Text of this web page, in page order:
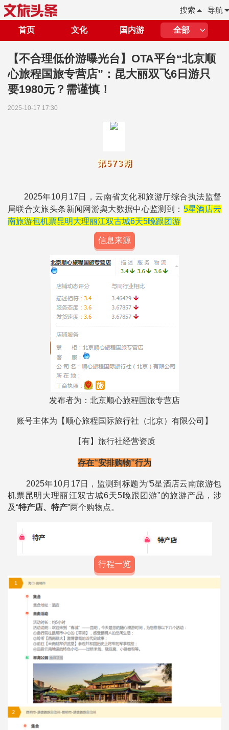
导航
搜索
首页 文化 国内游 全部
【不合理低价游曝光台】OTA平台“北京顺
心旅程国旅专营店”：昆大丽双飞6日游只
要1980元？需谨慎！
2025-10-17 17:30
第573期
2025年10月17日，云南省文化和旅游厅综合执法监督
局联合文旅头条新闻网游舆大数据中心监测到： 5星酒店云
南旅游包机票昆明大理丽江双古城6天5晚跟团游
信息来源
发布者为： 北京顺心旅程国旅专营店
账号主体为【 顺心旅程国际旅行社（北京）有限公司 】
【有】旅行社经营资质
存在“安排购物”行为
2025年10月17日，监测到标题为“5星酒店云南旅游包
机票昆明大理丽江双古城6天5晚跟团游”的旅游产品，涉
及“特产店、特产”两个购物点。
行程一览